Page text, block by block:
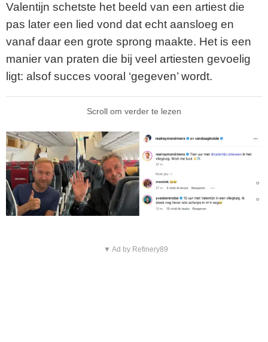
Valentijn schetste het beeld van een artiest die
pas later een lied vond dat echt aansloeg en
vanaf daar een grote sprong maakte. Het is een
manier van praten die bij veel artiesten gevoelig
ligt: alsof succes vooral ‘gegeven’ wordt.
Scroll om verder te lezen
▼ Ad by Refinery89